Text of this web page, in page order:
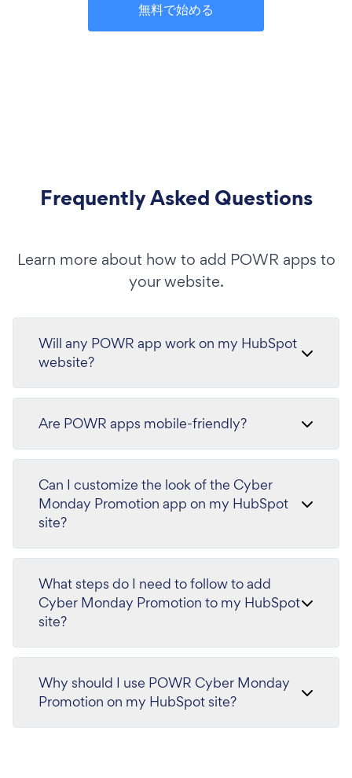
無料で始める
Frequently Asked Questions
Learn more about how to add POWR apps to
your website.
Will any POWR app work on my HubSpot
website?
Are POWR apps mobile-friendly?
Can I customize the look of the Cyber
Monday Promotion app on my HubSpot
site?
What steps do I need to follow to add
Cyber Monday Promotion to my HubSpot
site?
Why should I use POWR Cyber Monday
Promotion on my HubSpot site?